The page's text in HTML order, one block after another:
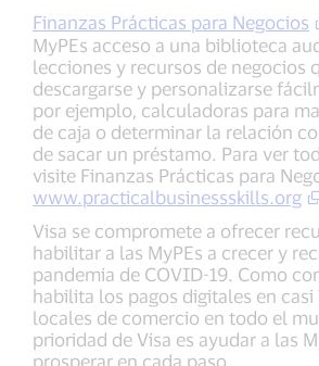
Finanzas Prácticas para Negocios
MyPEs acceso a una biblioteca
lecciones y recursos de negocios
descargarse y personalizarse
por ejemplo, calculadoras para
de caja o determinar la relación
de sacar un préstamo. Para ver
visite Finanzas Prácticas para
www.practicalbusinessskills.org
Visa se compromete a ofrecer
habilitar a las MyPEs a crecer y
pandemia de COVID-19. Como
habilita los pagos digitales en
locales de comercio en todo el
prioridad de Visa es ayudar a las
prosperar en cada paso.